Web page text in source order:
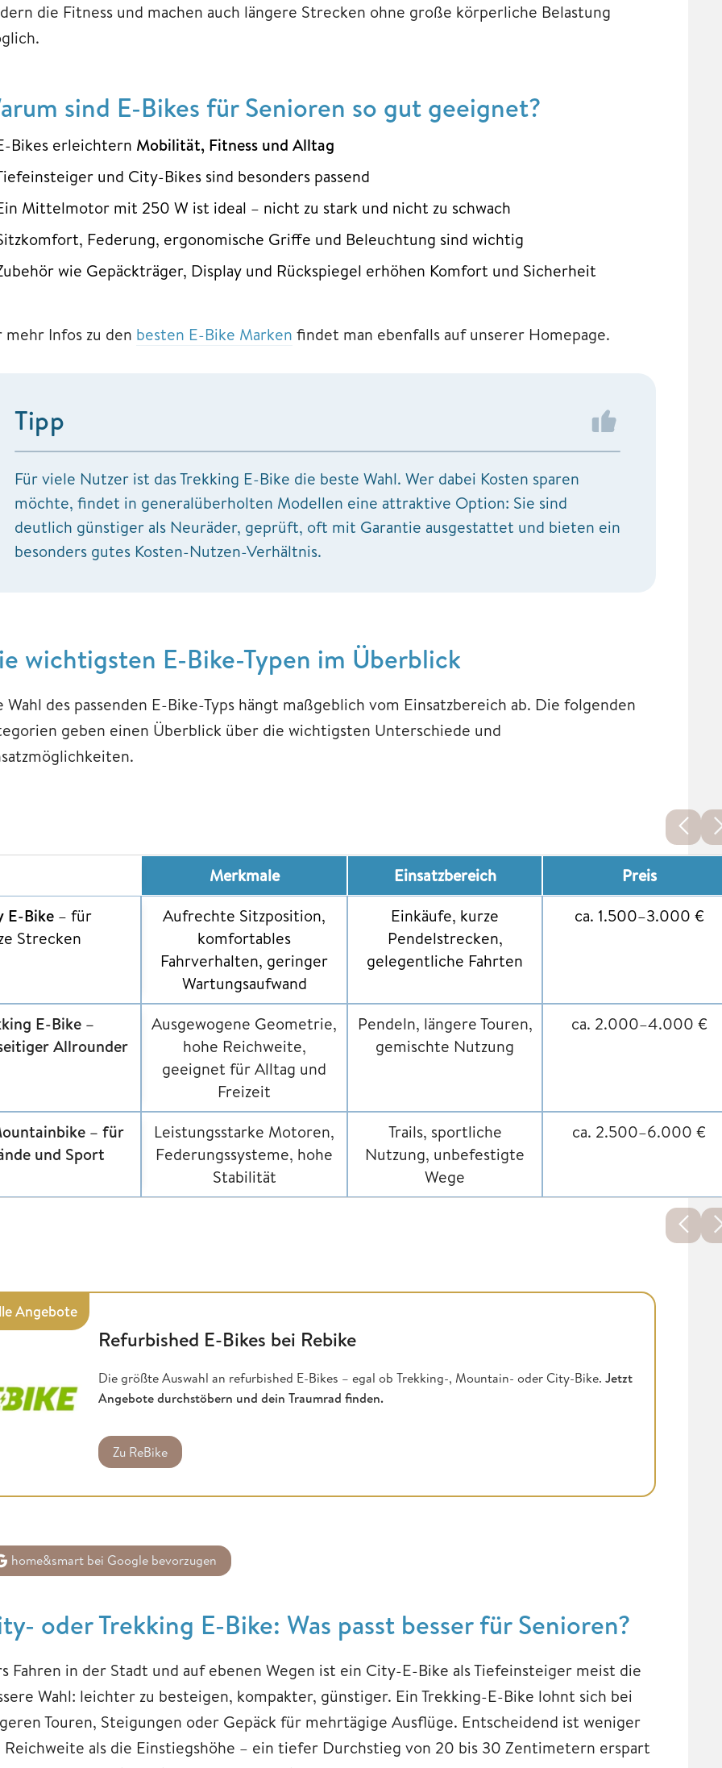
die Fitness und machen auch längere Strecken ohne große körperliche Belastung
sind E-Bikes für Senioren so gut geeignet?
Bikes erleichtern Mobilität, Fitness und Alltag
und City-Bikes sind besonders passend
Mittelmotor mit 250 W ist ideal – nicht zu stark und nicht zu schwach
Federung, ergonomische Griffe und Beleuchtung sind wichtig
wie Gepäckträger, Display und Rückspiegel erhöhen Komfort und Sicherheit
mehr Infos zu den besten E-Bike Marken findet man ebenfalls auf unserer Homepage.
Tipp
Für viele Nutzer ist das Trekking E-Bike die beste Wahl. Wer dabei Kosten sparen
möchte, findet in generalüberholten Modellen eine attraktive Option: Sie sind
deutlich günstiger als Neuräder, geprüft, oft mit Garantie ausgestattet und bieten ein
besonders gutes Kosten-Nutzen-Verhältnis.
wichtigsten E-Bike-Typen im Überblick
Wahl des passenden E-Bike-Typs hängt maßgeblich vom Einsatzbereich ab. Die folgenden
geben einen Überblick über die wichtigsten Unterschiede und
Merkmale Einsatzbereich
Preis
E-Bike – für
Strecken
Aufrechte Sitzposition,
komfortables
Fahrverhalten, geringer
Wartungsaufwand
Einkäufe, kurze
Pendelstrecken,
gelegentliche Fahrten
ca. 1.500–3.000 €
E-Bike –
Allrounder
Ausgewogene Geometrie,
hohe Reichweite,
geeignet für Alltag und
Freizeit
Pendeln, längere Touren,
gemischte Nutzung
ca. 2.000–4.000 €
– für
und Sport
Leistungsstarke Motoren,
Federungssysteme, hohe
Stabilität
Trails, sportliche
Nutzung, unbefestigte
Wege
ca. 2.500–6.000 €
Angebote
Refurbished E-Bikes bei Rebike
Die größte Auswahl an refurbished E-Bikes – egal ob Trekking-, Mountain- oder City-Bike. Jetzt
Angebote durchstöbern und dein Traumrad finden.
Zu ReBike
home&smart bei Google bevorzugen
oder Trekking E-Bike: Was passt besser für Senioren?
Fahren in der Stadt und auf ebenen Wegen ist ein City-E-Bike als Tiefeinsteiger meist die
Wahl: leichter zu besteigen, kompakter, günstiger. Ein Trekking-E-Bike lohnt sich bei
Touren, Steigungen oder Gepäck für mehrtägige Ausflüge. Entscheidend ist weniger
Reichweite als die Einstiegshöhe – ein tiefer Durchstieg von 20 bis 30 Zentimetern erspart